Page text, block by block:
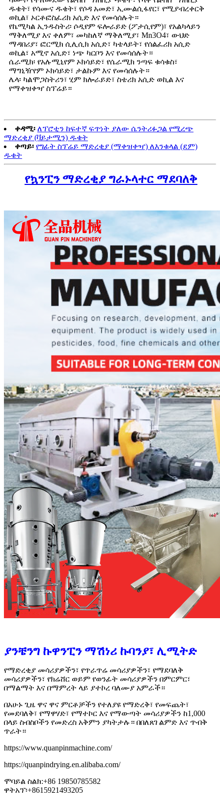
ዱቄት፣ የሳሙና ዱቄት፣ የሶዳ አመድ፣ ኢሙልሲፋየር፣ የሚያብረቀርቅ
ወኪል፣ ኦርቶፎስፈሪክ አሲድ እና የመሳሰሉት።
የኬሚካል ኢንዱስትሪ፡ ሶዲየም ፍሎራይድ (ፖታሲየም)፣ የአልካላይን
ማቅለሚያ እና ቀለም፣ መካከለኛ ማቅለሚያ፣ Mn3O4፣ ውህድ
ማዳበሪያ፣ ፎርሚክ ሲሊሲክ አሲድ፣ ካቴላይት፣ የሰልፈሪክ አሲድ
ወኪል፣ አሚኖ አሲድ፣ ነጭ ካርቦን እና የመሳሰሉት።
ሴራሚክ፡ የአሉሚኒየም ኦክሳይድ፣ የሴራሚክ ንጣፍ ቁሳቁስ፣
ማግኒዥየም ኦክሳይድ፣ ታልኩም እና የመሳሰሉት።
ሌላ፡ ካልሞጋስትሪን፣ ሂም ክሎራይድ፣ ስቴሪክ አሲድ ወኪል እና
የማቀዝቀዣ ስፕሬይ።
ቀዳሚ፡ ለፕሮቲን ከፍተኛ ፍጥነት ያለው ሴንትሪፉጋል የሚረጭ
ማድረቂያ (ቫይታሚን) ዱቄት
ቀጣይ፡ የግፊት ስፕሬይ ማድረቂያ (ማቀዝቀዣ) ለእንቁላል (ደም)
ዱቄት
የኳንፒን ማድረቂያ ግራኑላተር ማደባለቅ
ያንቼንግ ኩዋንፒን ማሽነሪ ኩባንያ፣ ሊሚትድ
የማድረቂያ መሳሪያዎችን፣ የጥራጥሬ መሳሪያዎችን፣ የማደባለቅ
መሳሪያዎችን፣ የክሬሸር ወይም የወንፊት መሳሪያዎችን በምርምር፣
በማልማት እና በማምረት ላይ ያተኮረ ባለሙያ አምራች።
በአሁኑ ጊዜ ዋና ዋና ምርቶቻችን የተለያዩ የማድረቅ፣ የመፍጨት፣
የመደባለቅ፣ የማዋሃድ፣ የማተኮር እና የማውጣት መሳሪያዎችን ከ1,000
በላይ ስብስቦችን የመድረስ አቅምን ያካትታሉ። በበለጸገ ልምድ እና ጥብቅ
ጥራት።
https://www.quanpinmachine.com/
https://quanpindrying.en.alibaba.com/
ሞባይል ስልክ:+86 19850785582
ዋትአፕ፡+8615921493205